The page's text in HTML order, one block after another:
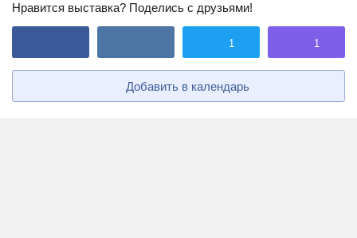
Нравится выставка? Поделись с друзьями!
1 1
Добавить в календарь